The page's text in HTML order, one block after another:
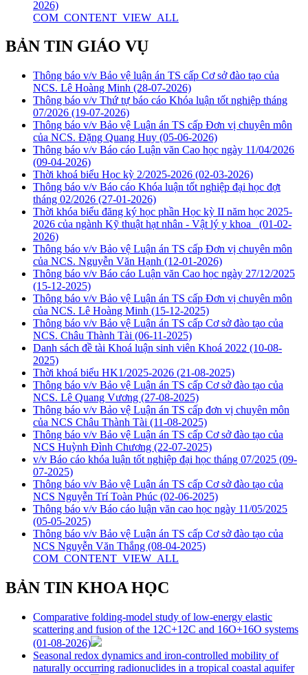
2026)
COM_CONTENT_VIEW_ALL
BẢN TIN GIÁO VỤ
Thông báo v/v Bảo vệ luận án TS cấp Cơ sở đào tạo của
NCS. Lê Hoàng Minh (28-07-2026)
Thông báo v/v Thứ tự báo cáo Khóa luận tốt nghiệp tháng
07/2026 (19-07-2026)
Thông báo v/v Bảo vệ Luận án TS cấp Đơn vị chuyên môn
của NCS. Đặng Quang Huy (05-06-2026)
Thông báo v/v Báo cáo Luận văn Cao học ngày 11/04/2026
(09-04-2026)
Thời khoá biểu Học kỳ 2/2025-2026 (02-03-2026)
Thông báo v/v Báo cáo Khóa luận tốt nghiệp đại học đợt
tháng 02/2026 (27-01-2026)
Thời khóa biểu đăng ký học phần Học kỳ II năm học 2025-
2026 của ngành Kỹ thuật hạt nhân - Vật lý y khoa (01-02-
2026)
Thông báo v/v Bảo vệ Luận án TS cấp Đơn vị chuyên môn
của NCS. Nguyễn Văn Hạnh (12-01-2026)
Thông báo v/v Báo cáo Luận văn Cao học ngày 27/12/2025
(15-12-2025)
Thông báo v/v Bảo vệ Luận án TS cấp Đơn vị chuyên môn
của NCS. Lê Hoàng Minh (15-12-2025)
Thông báo v/v Bảo vệ Luận án TS cấp Cơ sở đào tạo của
NCS. Châu Thành Tài (06-11-2025)
Danh sách đề tài Khoá luận sinh viên Khoá 2022 (10-08-
2025)
Thời khoá biểu HK1/2025-2026 (21-08-2025)
Thông báo v/v Bảo vệ Luận án TS cấp Cơ sở đào tạo của
NCS. Lê Quang Vương (27-08-2025)
Thông báo v/v Bảo vệ Luận án TS cấp đơn vị chuyên môn
của NCS Châu Thành Tài (11-08-2025)
Thông báo v/v Bảo vệ Luận án TS cấp Cơ sở đào tạo của
NCS Huỳnh Đình Chương (22-07-2025)
v/v Báo cáo khóa luận tốt nghiệp đại học tháng 07/2025 (09-
07-2025)
Thông báo v/v Bảo vệ Luận án TS cấp Cơ sở đào tạo của
NCS Nguyễn Trí Toàn Phúc (02-06-2025)
Thông báo v/v Báo cáo luận văn cao học ngày 11/05/2025
(05-05-2025)
Thông báo v/v Bảo vệ Luận án TS cấp Cơ sở đào tạo của
NCS Nguyễn Văn Thắng (08-04-2025)
COM_CONTENT_VIEW_ALL
BẢN TIN KHOA HỌC
Comparative folding-model study of low-energy elastic
scattering and fusion of the 12C+12C and 16O+16O systems
(01-08-2026)
Seasonal redox dynamics and iron‑controlled mobility of
naturally occurring radionuclides in a tropical coastal aquifer